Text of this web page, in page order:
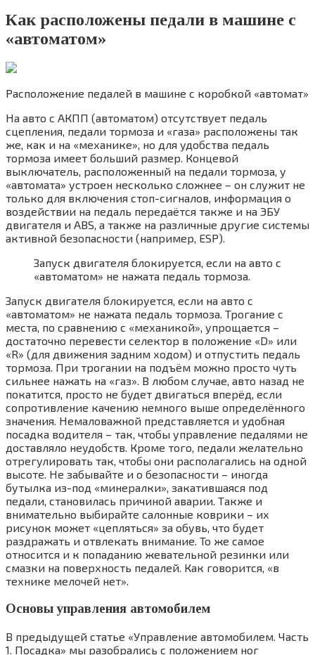
Как расположены педали в машине с
«автоматом»
Расположение педалей в машине с коробкой «автомат»
На авто с АКПП (автоматом) отсутствует педаль
сцепления, педали тормоза и «газа» расположены так
же, как и на «механике», но для удобства педаль
тормоза имеет больший размер. Концевой
выключатель, расположенный на педали тормоза, у
«автомата» устроен несколько сложнее – он служит не
только для включения стоп-сигналов, информация о
воздействии на педаль передаётся также и на ЭБУ
двигателя и ABS, а также на различные другие системы
активной безопасности (например, ESP).
Запуск двигателя блокируется, если на авто с
«автоматом» не нажата педаль тормоза.
Запуск двигателя блокируется, если на авто с
«автоматом» не нажата педаль тормоза. Трогание с
места, по сравнению с «механикой», упрощается –
достаточно перевести селектор в положение «D» или
«R» (для движения задним ходом) и отпустить педаль
тормоза. При трогании на подъём можно просто чуть
сильнее нажать на «газ». В любом случае, авто назад не
покатится, просто не будет двигаться вперёд, если
сопротивление качению немного выше определённого
значения. Немаловажной представляется и удобная
посадка водителя – так, чтобы управление педалями не
доставляло неудобств. Кроме того, педали желательно
отрегулировать так, чтобы они располагались на одной
высоте. Не забывайте и о безопасности – иногда
бутылка из-под «минералки», закатившаяся под
педали, становилась причиной аварии. Также и
внимательно выбирайте салонные коврики – их
рисунок может «цепляться» за обувь, что будет
раздражать и отвлекать внимание. То же самое
относится и к попаданию жевательной резинки или
смазки на поверхность педалей. Как говорится, «в
технике мелочей нет».
Основы управления автомобилем
В предыдущей статье «Управление автомобилем. Часть
1. Посадка» мы разобрались с положением ног